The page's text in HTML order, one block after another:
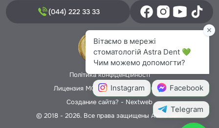
(044) 222 33 33
Політика конфіденційності
Лицензия МОЗ Украины № 5706166
Создание сайта? - Nextweb
© 2018 - 2026. Все права защищены Astra Dent